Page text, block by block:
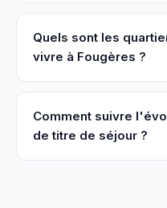
Quels sont les
vivre à Fougères ?
Comment suivre
de titre de séjour ?